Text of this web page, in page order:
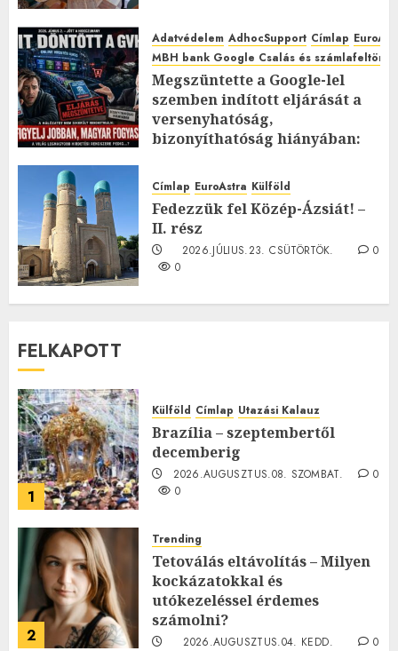
Adatvédelem AdhocSupport Címlap
MBH bank Google Csalás és
Megszüntette a Google-lel
szemben indított eljárását a
versenyhatóság,
bizonyíthatóság hiányában:
2026.JÚLIUS.23. CSÜTÖRTÖK.
0
Címlap EuroAstra Külföld
Fedezzük fel Közép-Ázsiát! –
II. rész
2026.JÚLIUS.23. CSÜTÖRTÖK.
0
0
FELKAPOTT
1
Külföld Címlap Utazási Kalauz
Brazília – szeptembertől
decemberig
2026.AUGUSZTUS.08. SZOMBAT.
0
0
2
Trending
Tetoválás eltávolítás – Milyen
kockázatokkal és
utókezeléssel érdemes
számolni?
2026.AUGUSZTUS.04. KEDD.
0